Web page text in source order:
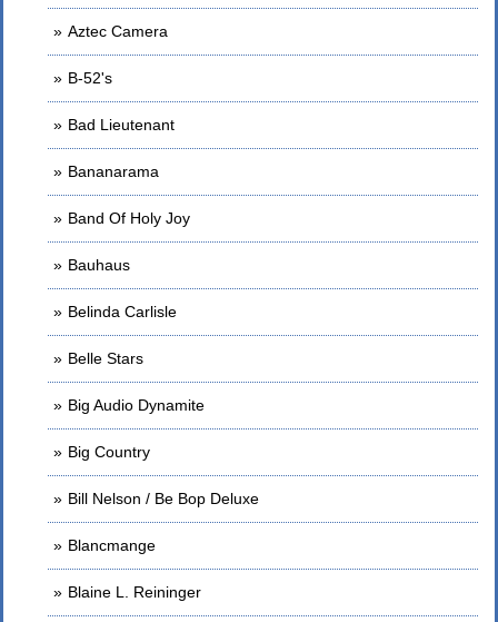
Aztec Camera
B-52's
Bad Lieutenant
Bananarama
Band Of Holy Joy
Bauhaus
Belinda Carlisle
Belle Stars
Big Audio Dynamite
Big Country
Bill Nelson / Be Bop Deluxe
Blancmange
Blaine L. Reininger